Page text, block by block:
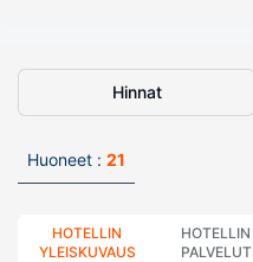
Hinnat
Huoneet : 21
HOTELLIN
YLEISKUVAUS
HOTELLIN
PALVELUT